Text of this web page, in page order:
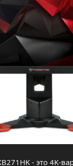
- это 4K-